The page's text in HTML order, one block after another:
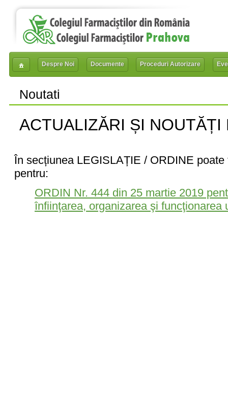
Despre Noi Documente Proceduri Autorizare
Noutati
ACTUALIZĂRI ȘI NOUTĂȚI
În secțiunea LEGISLAȚIE / ORDINE
pentru:
ORDIN Nr. 444 din 25 martie 2019
înfiinţarea, organizarea şi funcţionarea